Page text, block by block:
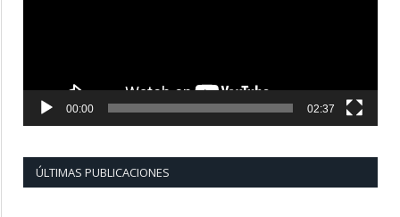
00:00 02:37
ÚLTIMAS PUBLICACIONES